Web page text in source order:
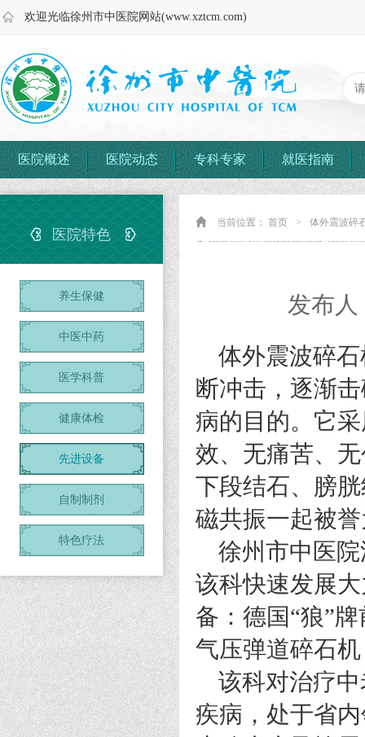
欢迎光临徐州市中医院网站(www.xztcm.com)
医院概述 医院动态 专科专家 就医指南
医院特色
养生保健
中医中药
医学科普
健康体检
先进设备
自制制剂
特色疗法
当前位置： 首页 > 体外震波碎
发布
体外震波碎
断冲击，逐渐
病的目的。它
效、无痛苦、
下段结石、膀
磁共振一起被
徐州市中医
该科快速发展
备：德国“狼”
气压弹道碎石
该科对治疗
疾病，处于省